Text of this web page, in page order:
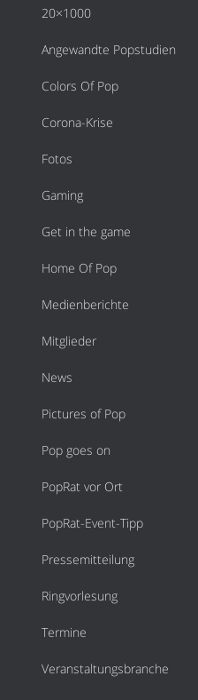
20×1000
Angewandte Popstudien
Colors Of Pop
Corona-Krise
Fotos
Gaming
Get in the game
Home Of Pop
Medienberichte
Mitglieder
News
Pictures of Pop
Pop goes on
PopRat vor Ort
PopRat-Event-Tipp
Pressemitteilung
Ringvorlesung
Termine
Veranstaltungsbranche